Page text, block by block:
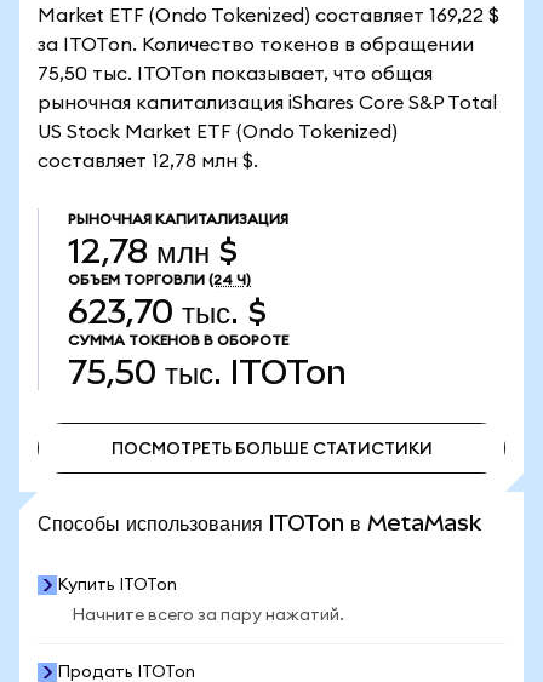
Market ETF (Ondo Tokenized) составляет 169,22 $
за ITOTon. Количество токенов в обращении
75,50 тыс. ITOTon показывает, что общая
рыночная капитализация iShares Core S&P Total
US Stock Market ETF (Ondo Tokenized)
составляет 12,78 млн $.
РЫНОЧНАЯ КАПИТАЛИЗАЦИЯ
12,78 млн $
ОБЪЕМ ТОРГОВЛИ (24 Ч)
623,70 тыс. $
СУММА ТОКЕНОВ В ОБОРОТЕ
75,50 тыс. ITOTon
ПОСМОТРЕТЬ БОЛЬШЕ СТАТИСТИКИ
Способы использования ITOTon в MetaMask
Купить ITOTon
Начните всего за пару нажатий.
Продать ITOTon